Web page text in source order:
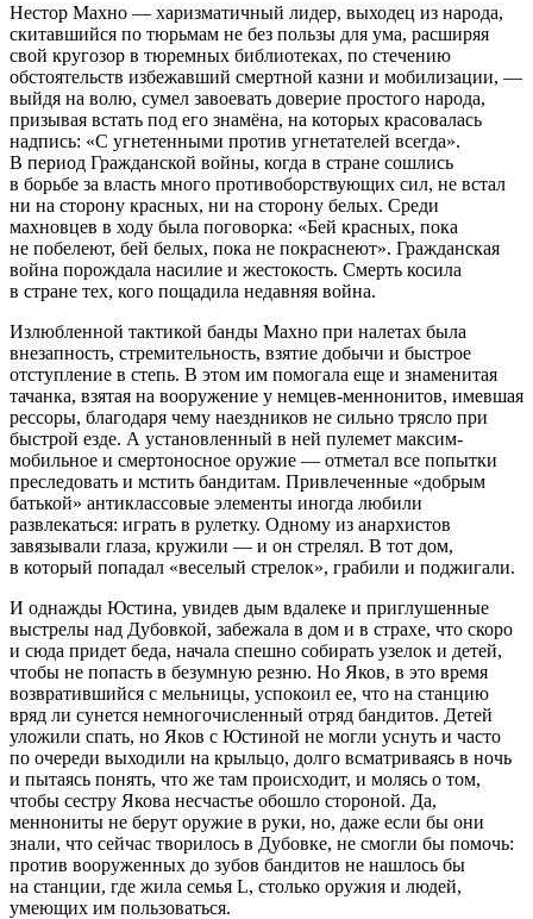
Нестор Махно — харизматичный лидер, выходец из народа,
скитавшийся по тюрьмам не без пользы для ума, расширяя
свой кругозор в тюремных библиотеках, по стечению
обстоятельств избежавший смертной казни и мобилизации, —
выйдя на волю, сумел завоевать доверие простого народа,
призывая встать под его знамёна, на которых красовалась
надпись: «С угнетенными против угнетателей всегда».
В период Гражданской войны, когда в стране сошлись
в борьбе за власть много противоборствующих сил, не встал
ни на сторону красных, ни на сторону белых. Среди
махновцев в ходу была поговорка: «Бей красных, пока
не побелеют, бей белых, пока не покраснеют». Гражданская
война порождала насилие и жестокость. Смерть косила
в стране тех, кого пощадила недавняя война.
Излюбленной тактикой банды Махно при налетах была
внезапность, стремительность, взятие добычи и быстрое
отступление в степь. В этом им помогала еще и знаменитая
тачанка, взятая на вооружение у немцев-меннонитов, имевшая
рессоры, благодаря чему наездников не сильно трясло при
быстрой езде. А установленный в ней пулемет максим-
мобильное и смертоносное оружие — отметал все попытки
преследовать и мстить бандитам. Привлеченные «добрым
батькой» антиклассовые элементы иногда любили
развлекаться: играть в рулетку. Одному из анархистов
завязывали глаза, кружили — и он стрелял. В тот дом,
в который попадал «веселый стрелок», грабили и поджигали.
И однажды Юстина, увидев дым вдалеке и приглушенные
выстрелы над Дубовкой, забежала в дом и в страхе, что скоро
и сюда придет беда, начала спешно собирать узелок и детей,
чтобы не попасть в безумную резню. Но Яков, в это время
возвратившийся с мельницы, успокоил ее, что на станцию
вряд ли сунется немногочисленный отряд бандитов. Детей
уложили спать, но Яков с Юстиной не могли уснуть и часто
по очереди выходили на крыльцо, долго всматриваясь в ночь
и пытаясь понять, что же там происходит, и молясь о том,
чтобы сестру Якова несчастье обошло стороной. Да,
меннониты не берут оружие в руки, но, даже если бы они
знали, что сейчас творилось в Дубовке, не смогли бы помочь:
против вооруженных до зубов бандитов не нашлось бы
на станции, где жила семья L, столько оружия и людей,
умеющих им пользоваться.